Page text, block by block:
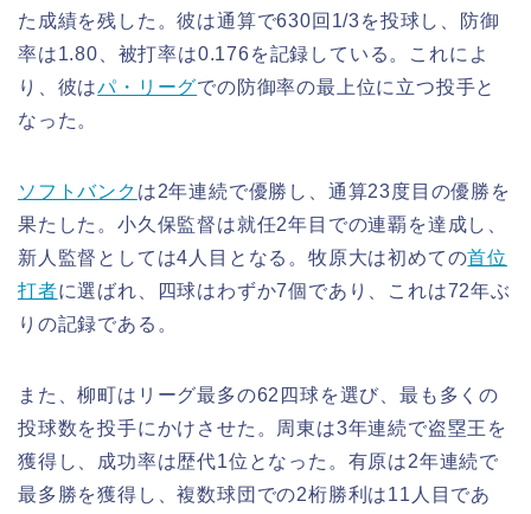
た成績を残した。彼は通算で630回1/3を投球し、防御
率は1.80、被打率は0.176を記録している。これによ
り、彼はパ・リーグでの防御率の最上位に立つ投手と
なった。
ソフトバンク は2年連続で優勝し、通算23度目の優勝を
果たした。小久保監督は就任2年目での連覇を達成し、
新人監督としては4人目となる。牧原大は初めての首位
打者に選ばれ、四球はわずか7個であり、これは72年ぶ
りの記録である。
また、柳町はリーグ最多の62四球を選び、最も多くの
投球数を投手にかけさせた。周東は3年連続で盗塁王を
獲得し、成功率は歴代1位となった。有原は2年連続で
最多勝を獲得し、複数球団での2桁勝利は11人目であ